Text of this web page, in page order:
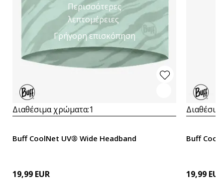
Περισσότερες
λεπτομέρειες
Γρήγορη επισκόπηση
Διαθέσιμα χρώματα:1
Buff CoolNet UV® Wide Headband
19,99 EUR
Buff
19,99 EUR